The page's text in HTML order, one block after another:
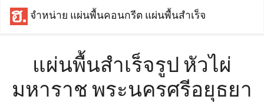
จำหน่าย แผ่นพื้นคอนกรีต แผ่นพื้นสำเร็จ
แผ่นพื้นสำเร็จรูป หัวไผ่
มหาราช พระนครศรีอยุธยา